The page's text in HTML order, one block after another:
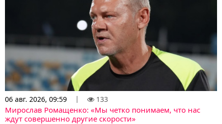
06 авг. 2026, 09:59 133
Мирослав Ромащенко: «Мы четко понимаем, что нас
ждут совершенно другие скорости»